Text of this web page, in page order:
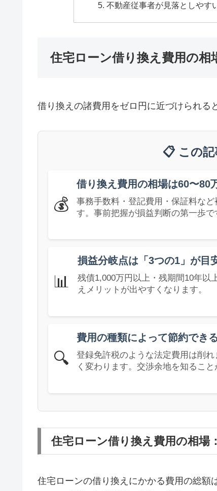
不動産従事者が見落としやす
住宅ローン借り換え費用の相
借り換えの諸費用をゼロ円に近づけられる
📋 この
💰
借り換え費用の相場は60〜80
事務手数料・登記費用・保証料な
す。事前把握が損益判断の第一歩で
📊
損益分岐点は「3つの1」が目
残債1,000万円以上・残期間10年以
えメリットが出やすくなります。
🔍
費用の種類によって節約でき
登録免許税のような法定費用は削
く変わります。交渉余地を知ること
住宅ローン借り換え費用の相場
住宅ローンの借り換えにかかる費用の総額